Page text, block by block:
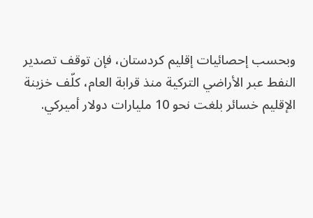
وبحسب إحصائيات إقليم كردستان، فإن توقف تصدير
النفط عبر الأراضي التركية منذ قرابة العام، كلّف خزينة
الإقليم خسائر بلغت نحو 10 مليارات دولار أميركي.